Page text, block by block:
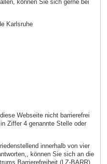
können Sie sich gerne bei
Karlsruhe
Webseite nicht barrierefrei
Ziffer 4 genannte Stelle oder
innerhalb von vier
können Sie sich an die
Barrierefreiheit (LZ-BARR)